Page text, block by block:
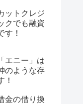
ットクレジ
クでも融資
す！
エニー」は
のような存
！
金の借り換